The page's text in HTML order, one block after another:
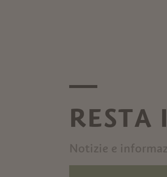
RESTA
Notizie e